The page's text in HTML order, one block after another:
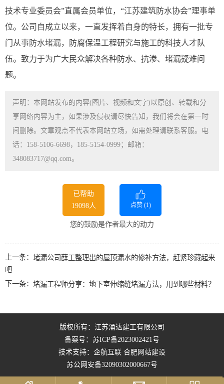
技术专业委员会”直属会员单位，“江苏建筑防水协会”理事单
位。公司自成立以来，一直发挥着自身的特长，拥有一批专
门从事防水堵漏，防腐保温工程研究与施工的科技人才队
伍。致力于为广大民众解决各种防水、抗渗、堵漏疑难问
题。
声明：本网站发布的内容(图片、视频和文字)以原创、转载和分
享网络内容为主，如果涉及侵权请尽快告知，我们将会在第一时
间删除。文章观点不代表本网站立场，如需处理请联系客服。电
话：158-5106-6698，185-5154-0999；邮箱：
348083717@qq.com。
已帮助
19098人
点赞 (1)
您的鼓励是作者最大的动力
上一条： 堵漏公司薛工整理出的屋顶漏水的修补方法，赶紧珍藏起来
吧
下一条： 堵漏工程师分享：地下室伸缩缝堵漏方法，用到哪些材料？
版权所有：江苏涌达建工有限公司
备案号： 苏ICP备2023002421号
技术支持：企航互联 合肥网站建设
苏公网安备32090302000667号